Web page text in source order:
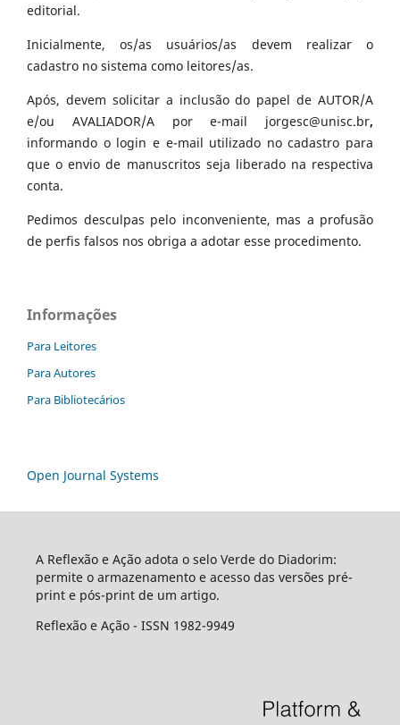
editorial.
Inicialmente, os/as usuários/as devem realizar o
cadastro no sistema como leitores/as.
Após, devem solicitar a inclusão do papel de AUTOR/A
e/ou AVALIADOR/A por e-mail jorgesc@unisc.br,
informando o login e e-mail utilizado no cadastro para
que o envio de manuscritos seja liberado na respectiva
conta.
Pedimos desculpas pelo inconveniente, mas a profusão
de perfis falsos nos obriga a adotar esse procedimento.
Informações
Para Leitores
Para Autores
Para Bibliotecários
Open Journal Systems
A Reflexão e Ação adota o selo Verde do Diadorim:
permite o armazenamento e acesso das versões pré-
print e pós-print de um artigo.
Reflexão e Ação - ISSN 1982-9949